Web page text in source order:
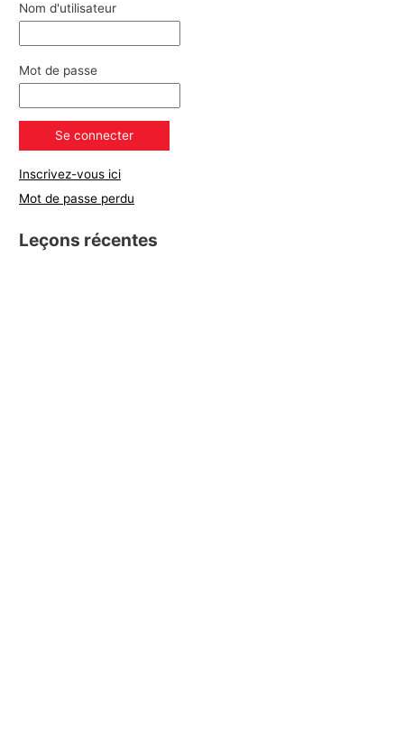
Nom d'utilisateur
Mot de passe
Inscrivez-vous ici
Mot de passe perdu
Leçons récentes